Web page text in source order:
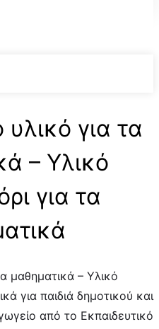
υλικό για τα
– Υλικό
για τα
μαθηματικά – Υλικό
για παιδιά δημοτικού και
από το Εκπαιδευτικό